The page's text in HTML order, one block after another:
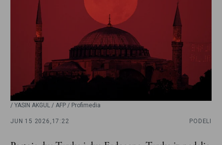
/ YASIN AKGUL / AFP / Profimedia
JUN 15 2026, 17:22 PODELI